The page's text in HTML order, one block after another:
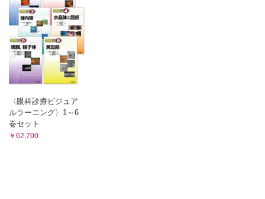
〈眼科診療ビジュア
ルラーニング〉1～6
巻セット
￥62,700